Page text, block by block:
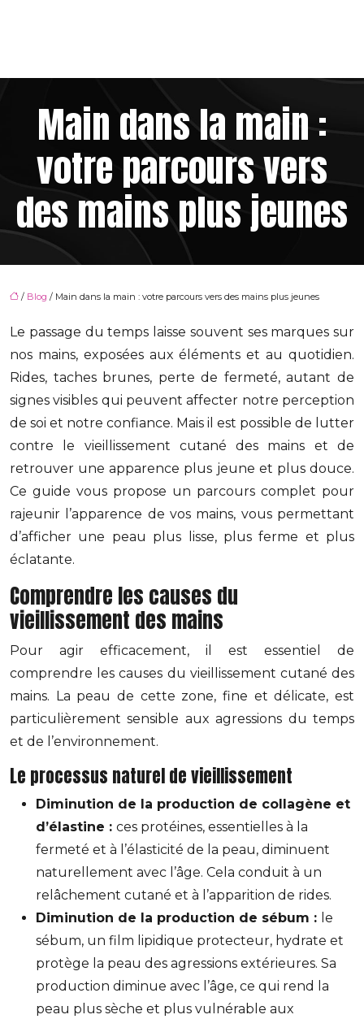
Main dans la main :
votre parcours vers
des mains plus jeunes
/ Blog / Main dans la main : votre parcours vers des mains plus jeunes
Le passage du temps laisse souvent ses marques sur
nos mains, exposées aux éléments et au quotidien.
Rides, taches brunes, perte de fermeté, autant de
signes visibles qui peuvent affecter notre perception
de soi et notre confiance. Mais il est possible de lutter
contre le vieillissement cutané des mains et de
retrouver une apparence plus jeune et plus douce.
Ce guide vous propose un parcours complet pour
rajeunir l’apparence de vos mains, vous permettant
d’afficher une peau plus lisse, plus ferme et plus
éclatante.
Comprendre les causes du
vieillissement des mains
Pour agir efficacement, il est essentiel de
comprendre les causes du vieillissement cutané des
mains. La peau de cette zone, fine et délicate, est
particulièrement sensible aux agressions du temps
et de l’environnement.
Le processus naturel de vieillissement
Diminution de la production de collagène et
d’élastine : ces protéines, essentielles à la
fermeté et à l’élasticité de la peau, diminuent
naturellement avec l’âge. Cela conduit à un
relâchement cutané et à l’apparition de rides.
Diminution de la production de sébum : le
sébum, un film lipidique protecteur, hydrate et
protège la peau des agressions extérieures. Sa
production diminue avec l’âge, ce qui rend la
peau plus sèche et plus vulnérable aux